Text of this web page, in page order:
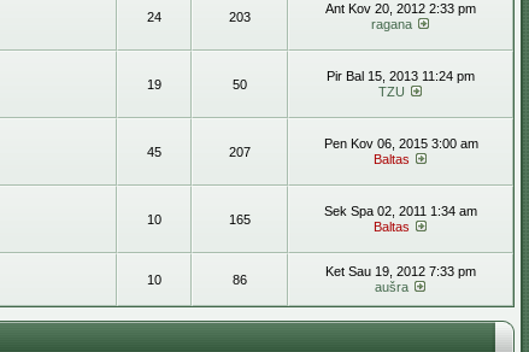
24 203
Ant Kov 20, 2012 2:33 pm
ragana
19 50
Pir Bal 15, 2013 11:24 pm
TZU
45 207
Pen Kov 06, 2015 3:00 am
Baltas
10 165
Sek Spa 02, 2011 1:34 am
Baltas
10 86
Ket Sau 19, 2012 7:33 pm
aušra